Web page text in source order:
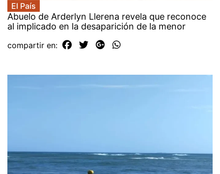
El País
Abuelo de Arderlyn Llerena revela que reconoce
al implicado en la desaparición de la menor
compartir en: